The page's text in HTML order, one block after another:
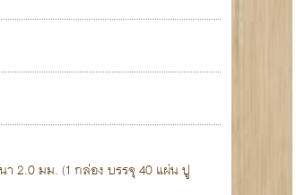
า 2.0 มม. (1 กล่อง บรรจุ 40 แผ่น ปู